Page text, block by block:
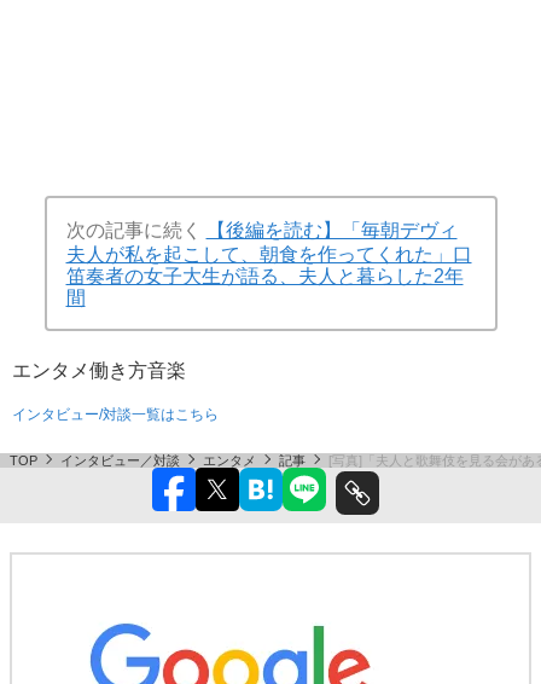
次の記事に続く
【後編を読む】「毎朝デヴィ
夫人が私を起こして、朝食を作ってくれた」口
笛奏者の女子大生が語る、夫人と暮らした2年
間
エンタメ働き方音楽
インタビュー/対談一覧はこちら
TOP インタビュー／対談 エンタメ 記事 [写真]「夫人と歌舞伎を見る会が